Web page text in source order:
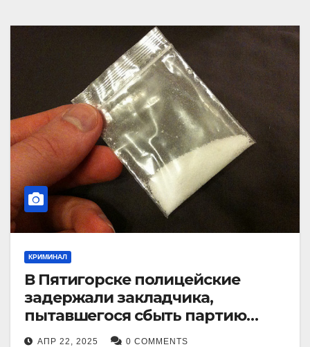
КРИМИНАЛ
В Пятигорске полицейские
задержали закладчика,
пытавшегося сбыть партию
синтетического наркотика
АПР 22, 2025 0 COMMENTS